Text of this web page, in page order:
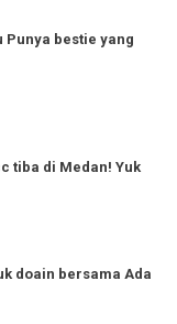
Punya bestie yang
tiba di Medan! Yuk
doain bersama Ada